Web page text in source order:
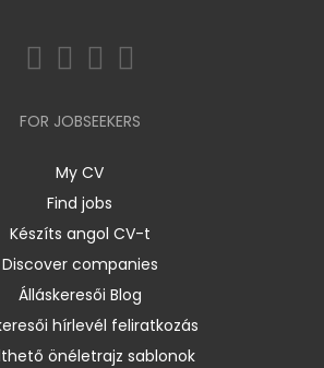
FOR JOBSEEKERS
My CV
Find jobs
Készíts angol CV-t
Discover companies
Álláskeresői Blog
hírlevél feliratkozás
önéletrajz sablonok